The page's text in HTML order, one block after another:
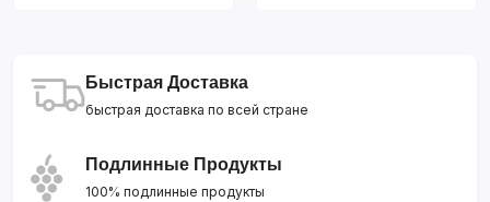
Быстрая Доставка
быстрая доставка по всей стране
Подлинные Продукты
100% подлинные продукты